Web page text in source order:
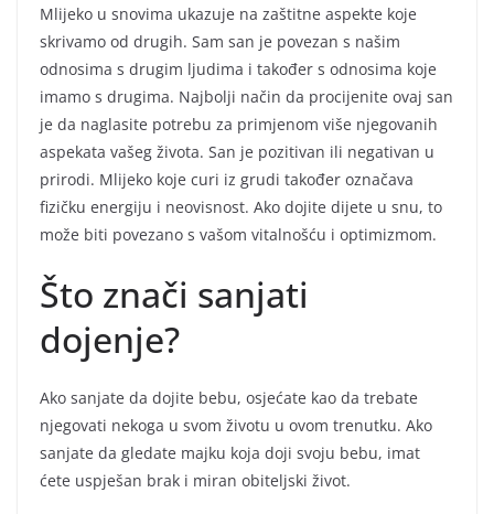
Mlijeko u snovima ukazuje na zaštitne aspekte koje
skrivamo od drugih. Sam san je povezan s našim
odnosima s drugim ljudima i također s odnosima koje
imamo s drugima. Najbolji način da procijenite ovaj san
je da naglasite potrebu za primjenom više njegovanih
aspekata vašeg života. San je pozitivan ili negativan u
prirodi. Mlijeko koje curi iz grudi također označava
fizičku energiju i neovisnost. Ako dojite dijete u snu, to
može biti povezano s vašom vitalnošću i optimizmom.
Što znači sanjati
dojenje?
Ako sanjate da dojite bebu, osjećate kao da trebate
njegovati nekoga u svom životu u ovom trenutku. Ako
sanjate da gledate majku koja doji svoju bebu, imat
ćete uspješan brak i miran obiteljski život.